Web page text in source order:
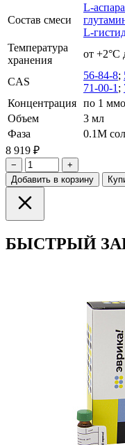
Состав смеси
L-
L-
Температура
хранения
от +2°С
CAS
56-84-8;
71-00-1 ;
Концентрация по 1
Объем
3 мл
Фаза
0.1М
8 919 ₽
−
+
Добавить в корзину
БЫСТРЫЙ